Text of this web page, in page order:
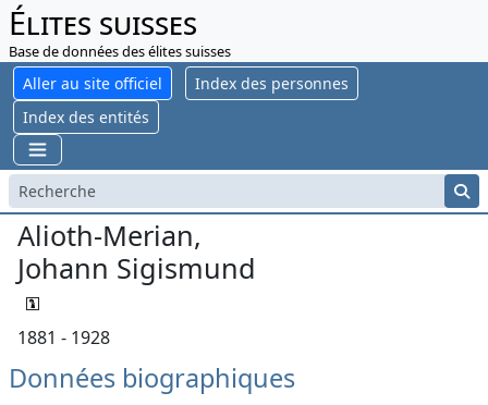
Élites suisses
Base de données des élites suisses
Aller au site officiel
Index des personnes
Index des entités
Alioth-Merian,
Johann Sigismund
1881 - 1928
Données biographiques